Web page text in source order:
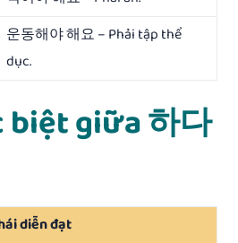
운동해야 해요 – Phải tập thể
dục.
biệt giữa 하다
diễn đạt